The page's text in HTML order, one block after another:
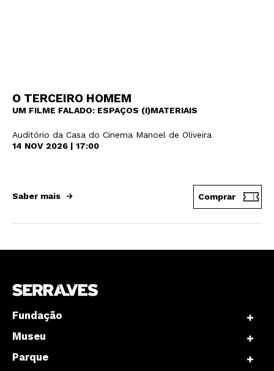
O TERCEIRO HOMEM
UM FILME FALADO: ESPAÇOS (I)MATERIAIS
Auditório da Casa do Cinema Manoel de Oliveira
14 NOV 2026 | 17:00
Saber mais Comprar
Fundação
Museu
Parque